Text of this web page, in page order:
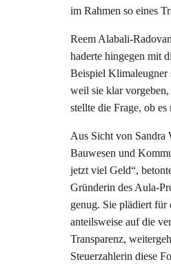
im Rahmen so eines
Reem Alabali-
haderte hingegen mit
Beispiel Klimaleugner
weil sie klar
stellte die Frage, ob
Aus Sicht von Sandra
Bauwesen und
jetzt viel Geld“,
Gründerin des Aula-
genug. Sie plädiert
anteilsweise auf die
Transparenz,
Steuerzahlerin diese